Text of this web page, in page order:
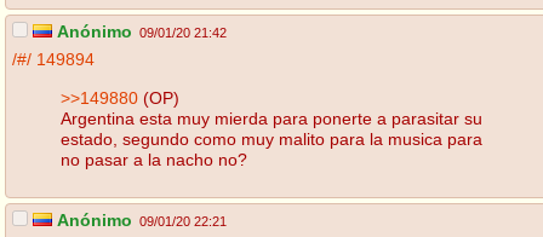
Anónimo 09/01/20 21:42
/#/ 149894
>>149880 (OP)
Argentina esta muy mierda para ponerte a parasitar su
estado, segundo como muy malito para la musica para
no pasar a la nacho no?
Anónimo 09/01/20 22:21